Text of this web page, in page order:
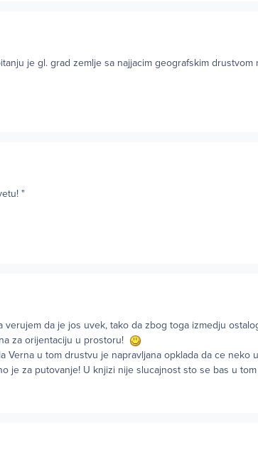
je gl. grad zemlje sa najjacim geografskim drustvom
"
verujem da je jos uvek, tako da zbog toga izmedju
za orijentaciju u prostoru!
Verna u tom drustvu je napravljana opklada da ce neko
je za putovanje! U knjizi nije slucajnost sto se bas u